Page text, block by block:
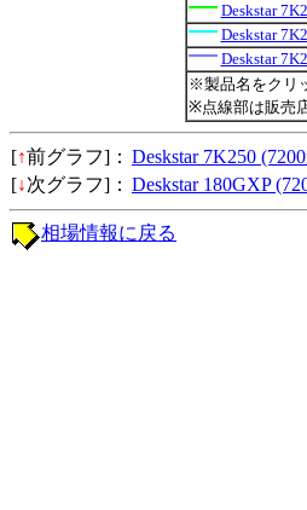
Deskstar
Deskstar
Deskstar
※製品名をクリ
※点線部は販売
[↑前グラフ]： Deskstar 7K250
[↓次グラフ]： Deskstar 180GXP
相場情報に戻る